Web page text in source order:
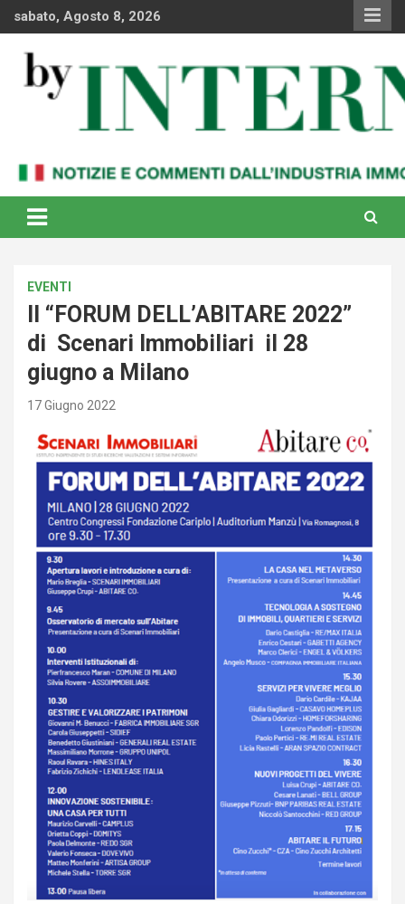
sabato, Agosto 8, 2026
By Internews
internazionale
EVENTI
Il “FORUM DELL’ABITARE 2022”
di Scenari Immobiliari il 28
giugno a Milano
17 Giugno 2022